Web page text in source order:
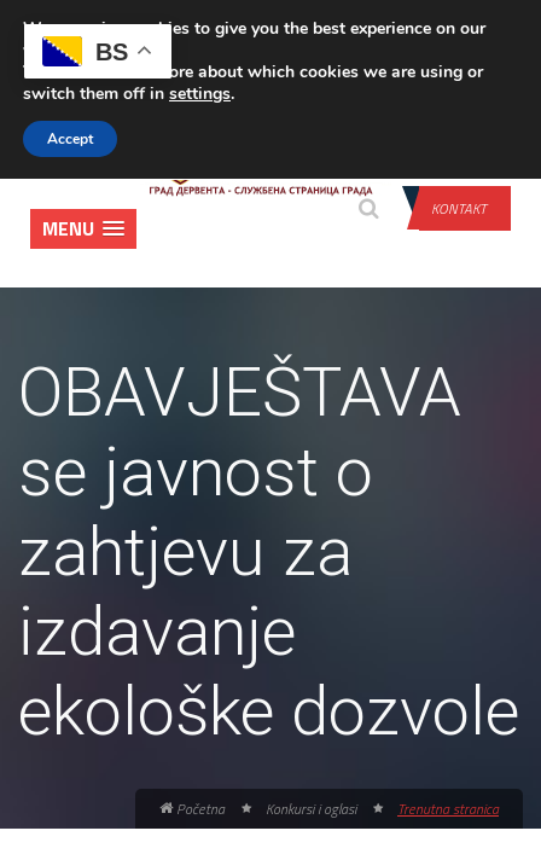
PRIJAVA
KONTAKT
MENU
OBAVJEŠTAVA
se javnost o
zahtjevu za
izdavanje
ekološke dozvole
Početna Konkursi i oglasi Trenutna stranica
BS
We are using cookies to give you the best experience on our
website.
You can find out more about which cookies we are using or
switch them off in settings.
Accept